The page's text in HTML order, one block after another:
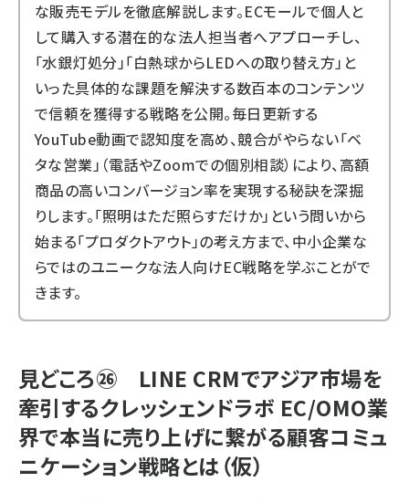
な販売モデルを徹底解説します。ECモールで個人と
して購入する潜在的な法人担当者へアプローチし、
「水銀灯処分」「白熱球からLEDへの取り替え方」と
いった具体的な課題を解決する数百本のコンテンツ
で信頼を獲得する戦略を公開。毎日更新する
YouTube動画で認知度を高め、競合がやらない「ベ
タな営業」（電話やZoomでの個別相談）により、高額
商品の高いコンバージョン率を実現する秘訣を深掘
りします。「照明はただ照らすだけか」という問いから
始まる「プロダクトアウト」の考え方まで、中小企業な
らではのユニークな法人向けEC戦略を学ぶことがで
きます。
見どころ㉖ LINE CRMでアジア市場を
牽引するクレッシェンドラボ EC/OMO業
界で本当に売り上げに繋がる顧客コミュ
ニケーション戦略とは（仮）